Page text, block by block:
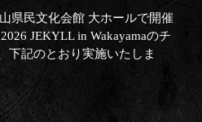
県民文化会館 大ホールで開催
JEKYLL in Wakayamaのチ
下記のとおり実施いたしま